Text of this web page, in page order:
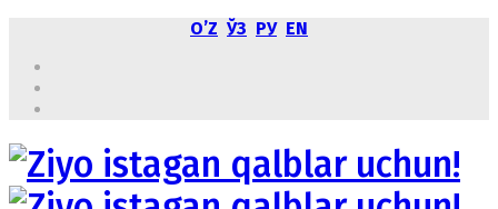
OʼZ ЎЗ РУ EN